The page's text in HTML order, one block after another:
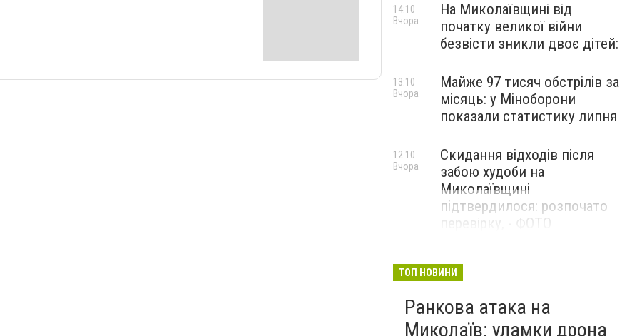
На Миколаївщині від
початку великої війни
безвісти зникли двоє дітей:
14:10
Вчора
Майже 97 тисяч обстрілів за
місяць: у Міноборони
показали статистику липня
13:10
Вчора
Скидання відходів після
забою худоби на
Миколаївщині
підтвердилося: розпочато
перевірку, - ФОТО
12:10
Вчора
ТОП НОВИНИ
Ранкова атака на
Миколаїв: уламки дрона